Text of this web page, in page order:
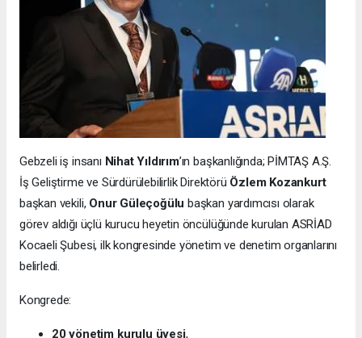
Gebzeli iş insanı Nihat Yıldırım’ın başkanlığında; PİMTAŞ A.Ş.
İş Geliştirme ve Sürdürülebilirlik Direktörü Özlem Kozankurt
başkan vekili, Onur Güleçoğülu başkan yardımcısı olarak
görev aldığı üçlü kurucu heyetin öncülüğünde kurulan ASRİAD
Kocaeli Şubesi, ilk kongresinde yönetim ve denetim organlarını
belirledi.
Kongrede:
20 yönetim kurulu üyesi,